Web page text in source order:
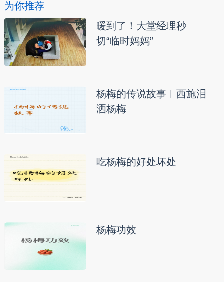
为你推荐
暖到了！大堂经理秒
切“临时妈妈”
杨梅的传说故事︱西施泪
洒杨梅
吃杨梅的好处坏处
杨梅功效